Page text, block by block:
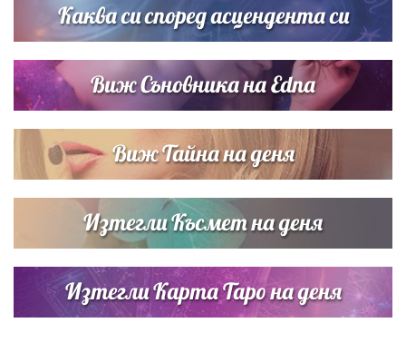
Каква си според асцендента си
Виж Съновника на Edna
Виж Тайна на деня
Изтегли Късмет на деня
Изтегли Карта Таро на деня